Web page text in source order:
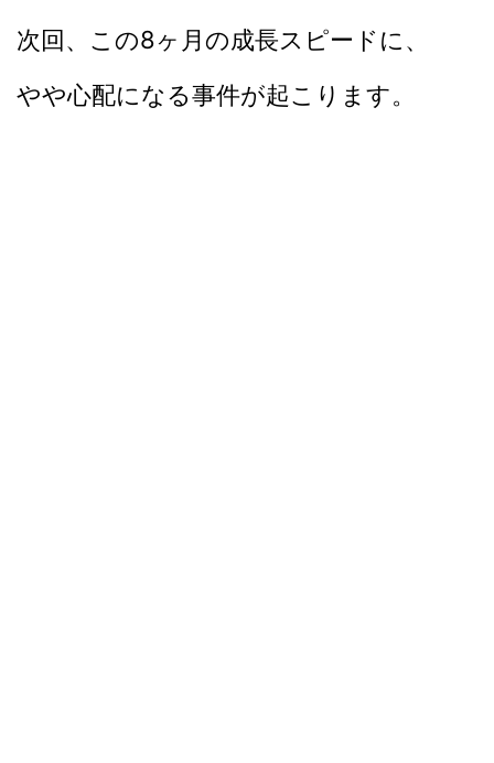
次回、この8ヶ月の成長スピードに、
やや心配になる事件が起こります。